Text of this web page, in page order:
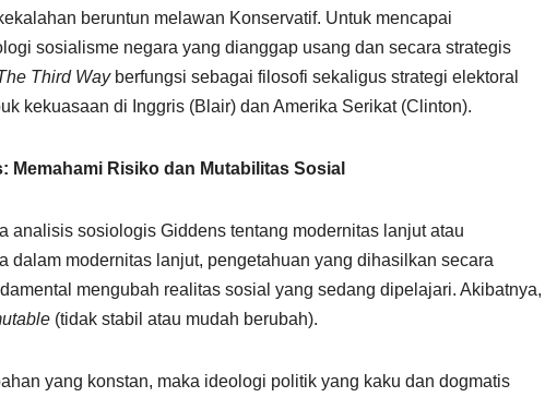
beruntun melawan Konservatif. Untuk mencapai
sosialisme negara yang dianggap usang dan secara strategis
Third Wayberfungsi sebagai filosofi sekaligus strategi elektoral
kekuasaan di Inggris (Blair) dan Amerika Serikat (Clinton).
Risiko dan Mutabilitas Sosial
analisis sosiologis Giddens tentang modernitas lanjut atau
dalam modernitas lanjut, pengetahuan yang dihasilkan secara
mengubah realitas sosial yang sedang dipelajari. Akibatnya,
(tidak stabil atau mudah berubah).
yang konstan, maka ideologi politik yang kaku dan dogmatis